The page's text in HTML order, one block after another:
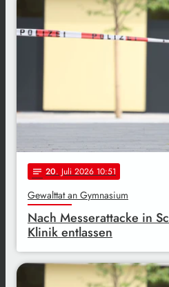
notes 20. Juli 2026 10:51
Gewalttat an Gymnasium
Nach Messerattacke in
Klinik entlassen